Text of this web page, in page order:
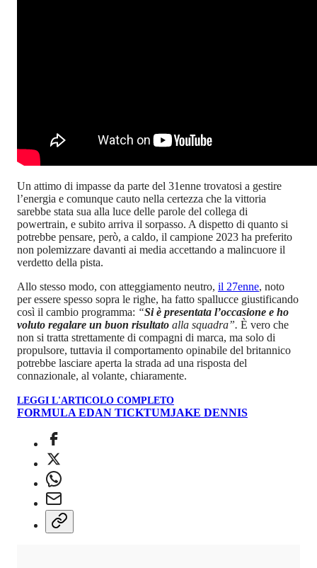
Un attimo di impasse da parte del 31enne trovatosi a gestire
l’energia e comunque cauto nella certezza che la vittoria
sarebbe stata sua alla luce delle parole del collega di
powertrain, e subito arriva il sorpasso. A dispetto di quanto si
potrebbe pensare, però, a caldo, il campione 2023 ha preferito
non polemizzare davanti ai media accettando a malincuore il
verdetto della pista.
Allo stesso modo, con atteggiamento neutro, il 27enne, noto
per essere spesso sopra le righe, ha fatto spallucce giustificando
così il cambio programma: “Si è presentata l’occasione e ho
voluto regalare un buon risultato alla squadra”. È vero che
non si tratta strettamente di compagni di marca, ma solo di
propulsore, tuttavia il comportamento opinabile del britannico
potrebbe lasciare aperta la strada ad una risposta del
connazionale, al volante, chiaramente.
LEGGI L'ARTICOLO COMPLETO
FORMULA EDAN TICKTUMJAKE DENNIS